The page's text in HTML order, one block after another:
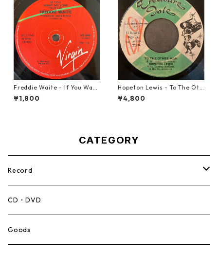
Freddie Waite - If You Want
My Love【7-21943】
¥1,800
Hopeton Lewis - To The Oth
er Man【7-22023】
¥4,800
CATEGORY
Record
Mento,Calypso,Ballad
Ska
CD・DVD
Goods